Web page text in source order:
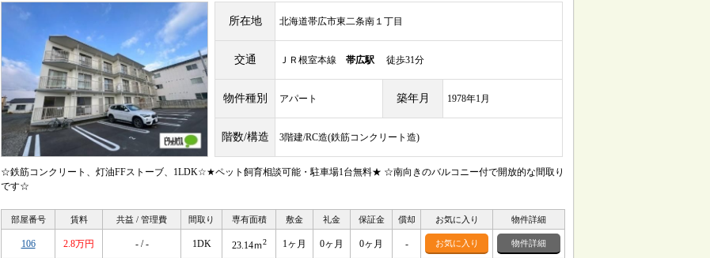
所在地 北海道帯広市東二条南１丁目
交通 ＪＲ根室本線 帯広駅 徒歩31分
物件種別 アパート 築年月 1978年1月
階数/構造 3階建/RC造(鉄筋コンクリート造)
☆鉄筋コンクリート、灯油FFストーブ、1LDK☆★ペット飼育相談可能・駐車場1台無料★ ☆南向きのバルコニー付で開放的な間取り
です☆
部屋番号 賃料 共益 / 管理費 間取り 専有面積 敷金 礼金 保証金 償却 お気に入り 物件詳細
106 2.8万円 - / - 1DK 23.14ｍ2 1ヶ月 0ヶ月 0ヶ月 - お気に入り 物件詳細